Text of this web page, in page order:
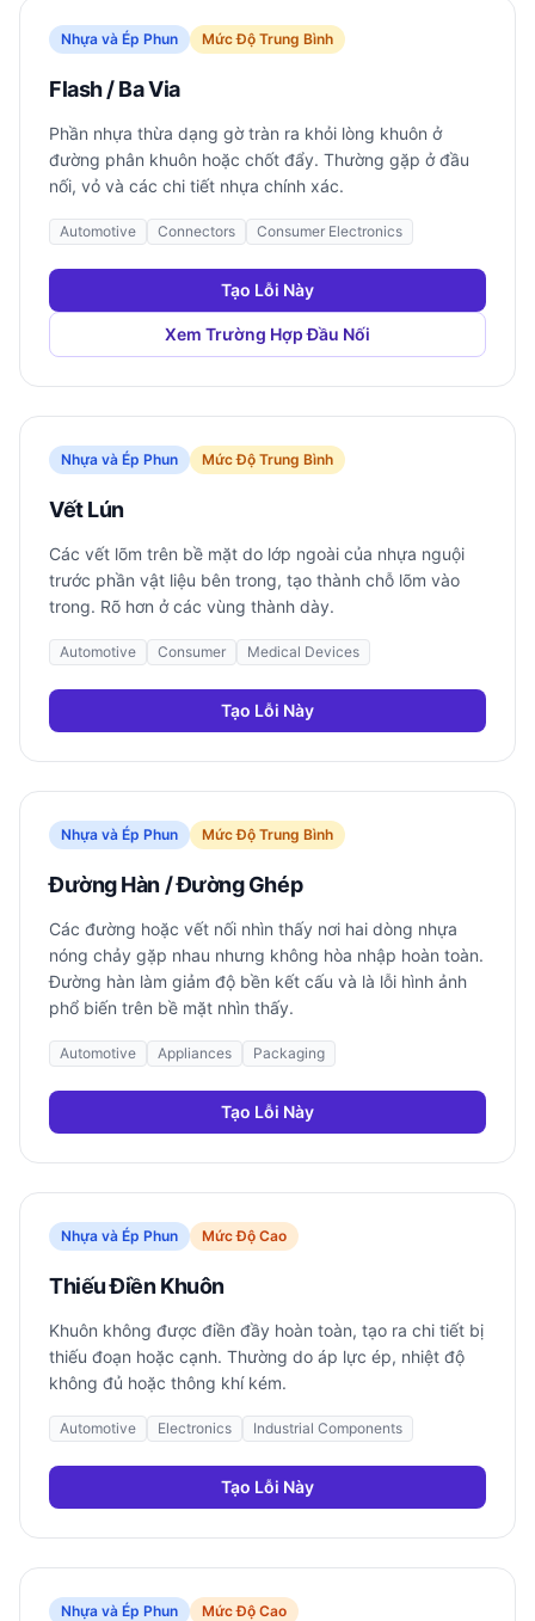
Nhựa và Ép Phun Mức Độ Trung Bình
Flash / Ba Via
Phần nhựa thừa dạng gờ tràn ra khỏi lòng khuôn ở
đường phân khuôn hoặc chốt đẩy. Thường gặp ở đầu
nối, vỏ và các chi tiết nhựa chính xác.
Automotive Connectors Consumer Electronics
Tạo Lỗi Này
Xem Trường Hợp Đầu Nối
Nhựa và Ép Phun Mức Độ Trung Bình
Vết Lún
Các vết lõm trên bề mặt do lớp ngoài của nhựa nguội
trước phần vật liệu bên trong, tạo thành chỗ lõm vào
trong. Rõ hơn ở các vùng thành dày.
Automotive Consumer Medical Devices
Tạo Lỗi Này
Nhựa và Ép Phun Mức Độ Trung Bình
Đường Hàn / Đường Ghép
Các đường hoặc vết nối nhìn thấy nơi hai dòng nhựa
nóng chảy gặp nhau nhưng không hòa nhập hoàn toàn.
Đường hàn làm giảm độ bền kết cấu và là lỗi hình ảnh
phổ biến trên bề mặt nhìn thấy.
Automotive Appliances Packaging
Tạo Lỗi Này
Nhựa và Ép Phun Mức Độ Cao
Thiếu Điền Khuôn
Khuôn không được điền đầy hoàn toàn, tạo ra chi tiết bị
thiếu đoạn hoặc cạnh. Thường do áp lực ép, nhiệt độ
không đủ hoặc thông khí kém.
Automotive Electronics Industrial Components
Tạo Lỗi Này
Nhựa và Ép Phun Mức Độ Cao